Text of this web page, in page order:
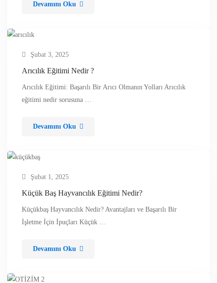
Devamını Oku
Şubat 3, 2025
Arıcılık Eğitimi Nedir ?
Arıcılık Eğitimi: Başarılı Bir Arıcı Olmanın Yolları Arıcılık
eğitimi nedir sorusuna …
Devamını Oku
Şubat 1, 2025
Küçük Baş Hayvancılık Eğitimi Nedir?
Küçükbaş Hayvancılık Nedir? Avantajları ve Başarılı Bir
İşletme İçin İpuçları Küçük …
Devamını Oku